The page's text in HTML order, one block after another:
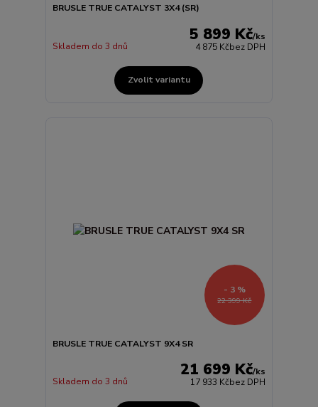
BRUSLE TRUE CATALYST 3X4 (SR)
5 899 Kč/ks
4 875 Kčbez DPH
Skladem do 3 dnů
Zvolit variantu
22 399 Kč
- 3 %
BRUSLE TRUE CATALYST 9X4 SR
21 699 Kč/ks
17 933 Kčbez DPH
Skladem do 3 dnů